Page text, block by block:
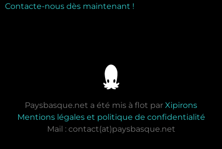
Contacte-nous dès maintenant !
Paysbasque.net a été mis à flot par Xipirons
Mentions légales et politique de confidentialité
Mail : contact(at)paysbasque.net